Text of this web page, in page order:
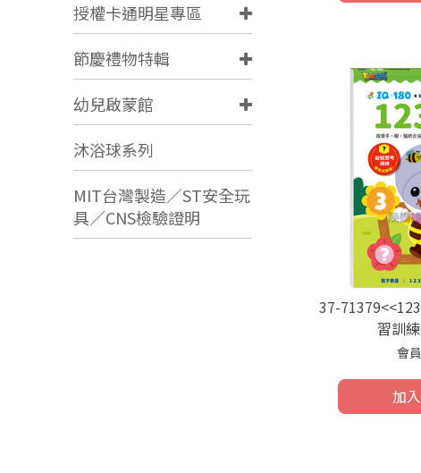
授權卡通明星專區
節慶禮物特輯
幼兒啟蒙館
沐浴球系列
MIT台灣製造／ST安全玩
具／CNS檢驗證明
37-
習訓
會
加